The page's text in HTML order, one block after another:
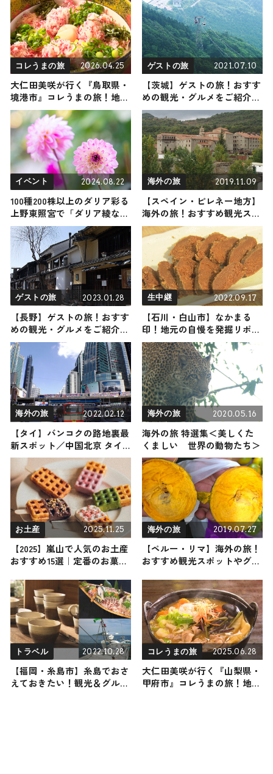
コレうまの旅 2026.04.25
大仁田美咲が行く『鳥取県・
境港市』コレうまの旅！地元
の人おすすめのご当地名物グ
ルメ3選 2026年4月25日放送
ゲストの旅 2021.07.10
【茨城】ゲストの旅！おすす
めの観光・グルメをご紹介
2021年7月10日放送
イベント 2024.08.22
100種200株以上のダリア彩る
上野東照宮で「ダリア綾なす
秋の園」9月21日より開催
海外の旅 2019.11.09
【スペイン・ピレネー地方】
海外の旅！おすすめ観光スポ
ットやグルメをリポート
ゲストの旅 2023.01.28
【長野】ゲストの旅！おすす
めの観光・グルメをご紹介
2023年1月28日放送
生中継 2022.09.17
【石川・白山市】なかまる
印！地元の自慢を発掘リポー
ト
海外の旅 2022.02.12
【タイ】バンコクの路地裏最
新スポット／中国北京 タイ
ムトリップ
海外の旅 2020.05.16
海外の旅 特選集＜美しくた
くましい 世界の動物たち＞
お土産 2025.11.25
【2025】嵐山で人気のお土産
おすすめ15選｜定番のお菓子
まき用まで幅広く紹介
海外の旅 2019.07.27
【ペルー・リマ】海外の旅！
おすすめ観光スポットやグル
トラベル 2022.10.28
【福岡・糸島市】糸島でおさ
えておきたい！観光＆グルメ
コレうまの旅 2025.06.28
大仁田美咲が行く『山梨県・
甲府市』コレうまの旅！地元